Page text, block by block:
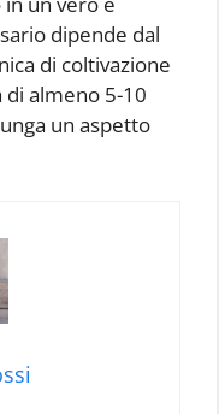
dipende dal
di coltivazione
di almeno 5-10
un aspetto